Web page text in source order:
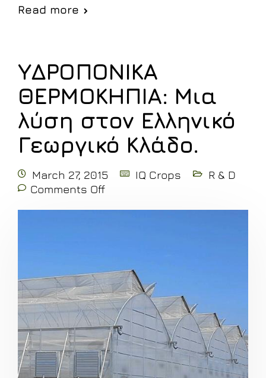
Read more
ΥΔΡΟΠΟΝΙΚΑ
ΘΕΡΜΟΚΗΠΙΑ: Μια
λύση στον Ελληνικό
Γεωργικό Κλάδο.
March 27, 2015 IQ Crops
R & D
Comments Off